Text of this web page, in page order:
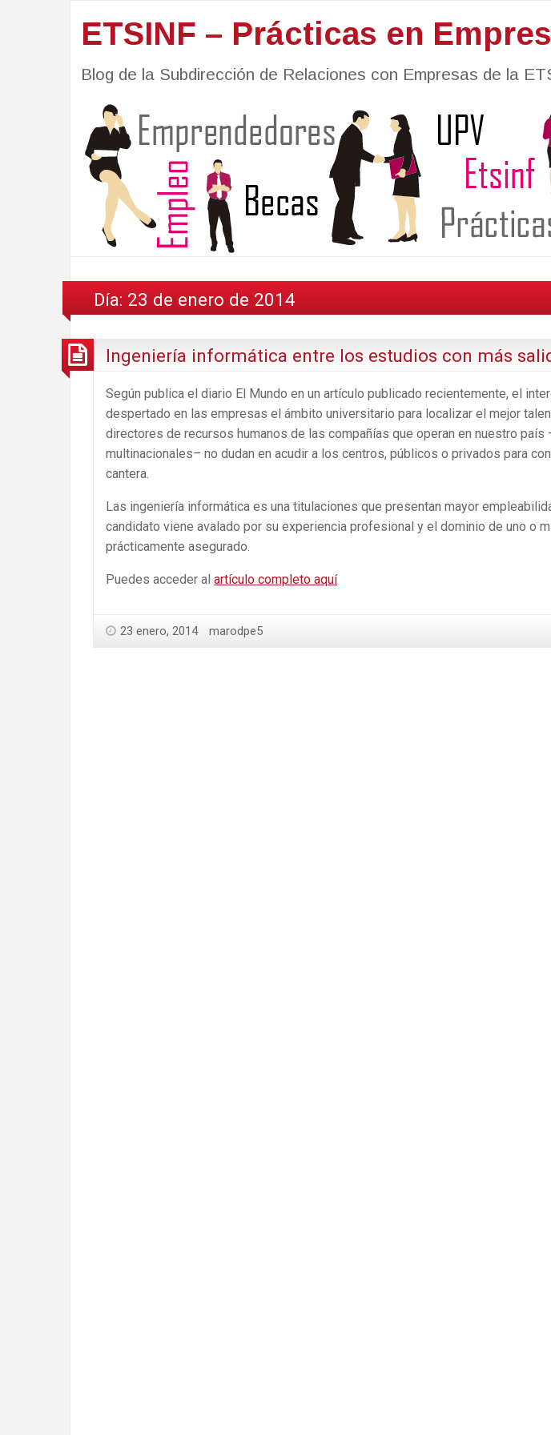
ETSINF – Prácticas en
Blog de la Subdirección de Relaciones con Empresas de la
Día: 23 de enero de 2014
Ingeniería informática entre los estudios con más
Según publica el diario El Mundo en un artículo publicado recientemente, el
despertado en las empresas el ámbito universitario para localizar el mejor
directores de recursos humanos de las compañías que operan en nuestro
multinacionales– no dudan en acudir a los centros, públicos o privados para
cantera.
Las ingeniería informática es una titulaciones que presentan mayor
candidato viene avalado por su experiencia profesional y el dominio de uno o
prácticamente asegurado.
Puedes acceder al artículo completo aquí
23 enero, 2014 marodpe5